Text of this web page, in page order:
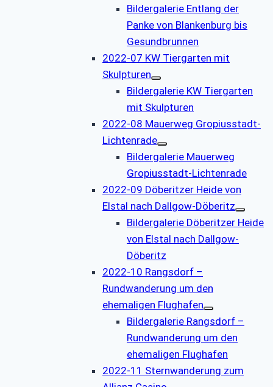
Bildergalerie Entlang der
Panke von Blankenburg bis
Gesundbrunnen
2022-07 KW Tiergarten mit
Skulpturen
Bildergalerie KW Tiergarten
mit Skulpturen
2022-08 Mauerweg Gropiusstadt-
Lichtenrade
Bildergalerie Mauerweg
Gropiusstadt-Lichtenrade
2022-09 Döberitzer Heide von
Elstal nach Dallgow-Döberitz
Bildergalerie Döberitzer Heide
von Elstal nach Dallgow-
Döberitz
2022-10 Rangsdorf –
Rundwanderung um den
ehemaligen Flughafen
Bildergalerie Rangsdorf –
Rundwanderung um den
ehemaligen Flughafen
2022-11 Sternwanderung zum